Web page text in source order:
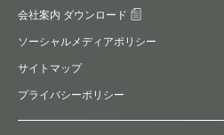
会社案内 ダウンロード
ソーシャルメディアポリシー
サイトマップ
プライバシーポリシー